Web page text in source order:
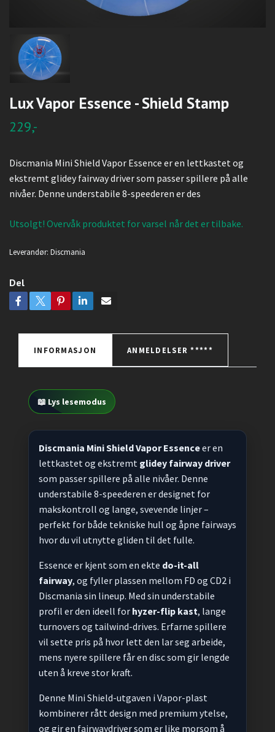
Lux Vapor Essence - Shield Stamp
229,-
Discmania Mini Shield Vapor Essence er en lettkastet og
ekstremt glidey fairway driver som passer spillere på alle
nivåer. Denne understabile 8-speederen er des
Utsolgt! Overvåk produktet for varsel når det er tilbake.
Leverandør: Discmania
Del
INFORMASJON ANMELDELSER *****
📖 Lys lesemodus
Discmania Mini Shield Vapor Essenceer en
lettkastet og ekstremt glidey fairway driver
som passer spillere på alle nivåer. Denne
understabile 8-speederen er designet for
makskontroll og lange, svevende linjer –
perfekt for både tekniske hull og åpne fairways
hvor du vil utnytte gliden til det fulle.
Essence er kjent som en ekte do-it-all
fairway, og fyller plassen mellom FD og CD2 i
Discmania sin lineup. Med sin understabile
profil er den ideell for hyzer-flip kast, lange
turnovers og tailwind-drives. Erfarne spillere
vil sette pris på hvor lett den lar seg arbeide,
mens nyere spillere får en disc som gir lengde
uten å kreve stor kraft.
Denne Mini Shield-utgaven i Vapor-plast
kombinerer rått design med premium ytelse,
og gir en fairwaydriver som er like morsom å